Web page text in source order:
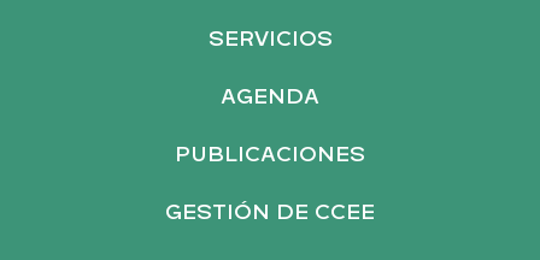
SERVICIOS
AGENDA
PUBLICACIONES
GESTIÓN DE CCEE